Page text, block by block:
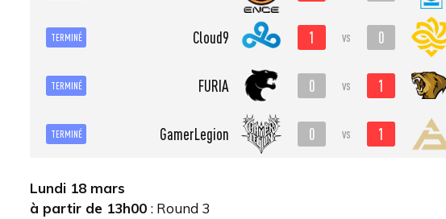
TERMINÉ Cloud9 1 vs 0
TERMINÉ FURIA 0 vs 1
TERMINÉ GamerLegion 0 vs 1
Lundi 18 mars
à partir de 13h00 : Round 3